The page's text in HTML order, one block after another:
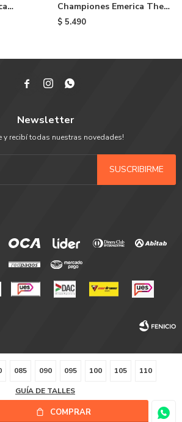
085 090 095 100 105 110
GUÍA DE TALLES
COMPRAR
Championes Emerica The
Hoban - Kelp
$ 5.490
  
Newsletter
y recibí todas nuestras novedades!
SUSCRIBIRME
Fenicio